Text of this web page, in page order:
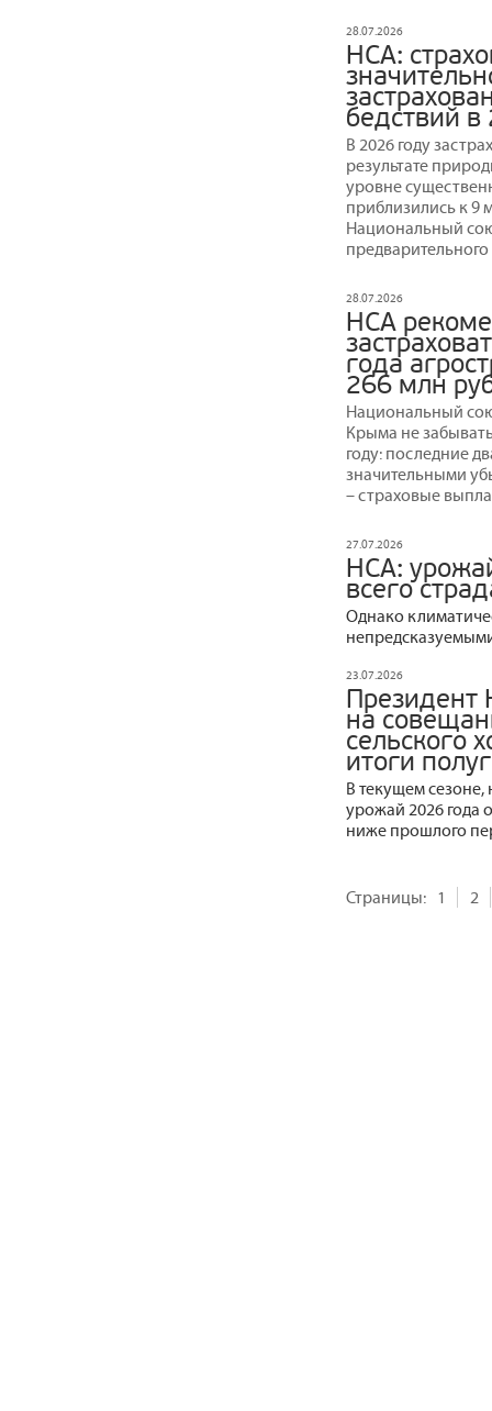
28.07.2026
НСА:
бедствий в
В 2026 году
результате
уровне
приблизились к 9
Национальный
28.07.2026
НСА
года
266 млн
Национальный
Крыма не
году: последние
значительными
– страховые
27.07.2026
НСА:
всего
Однако
23.07.2026
на
сельского
итоги
В текущем
урожай 2026 года
ниже прошлого
Страницы: 1 2